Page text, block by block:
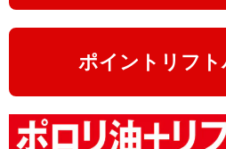
ポイントリフ